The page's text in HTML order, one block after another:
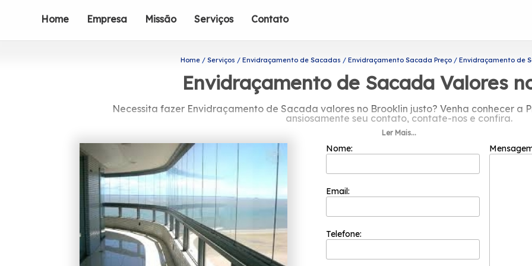
Home Empresa Missão Serviços Contato
Home Serviços Envidraçamento de Sacadas Envidraçamento Sacada Preço Envidraçamento de
Envidraçamento de Sacada Valores
Necessita fazer Envidraçamento de Sacada valores no Brooklin justo? Venha conhecer a
ansiosamente seu contato, contate-nos e confira.
Está em busca de Envidraçamento de Sacada valores no Brooklin? Confira os produtos e
você pode encontrar box para banheiros, envidraçamento de sacadas, portas de vidro,
atender suas necessidades. Fale conosco e conte com os serviços de profissionais
Ler Mais...
Nome:
Email:
Telefone: